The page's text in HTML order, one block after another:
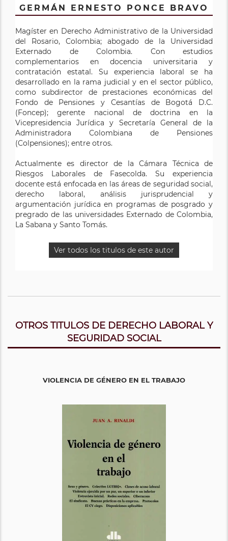
GERMÁN ERNESTO PONCE BRAVO
Magíster en Derecho Administrativo de la Universidad
del Rosario, Colombia; abogado de la Universidad
Externado de Colombia. Con estudios
complementarios en docencia universitaria y
contratación estatal. Su experiencia laboral se ha
desarrollado en la rama judicial y en el sector público,
como subdirector de prestaciones económicas del
Fondo de Pensiones y Cesantías de Bogotá D.C.
(Foncep); gerente nacional de doctrina en la
Vicepresidencia Jurídica y Secretaría General de la
Administradora Colombiana de Pensiones
(Colpensiones); entre otros.
Actualmente es director de la Cámara Técnica de
Riesgos Laborales de Fasecolda. Su experiencia
docente está enfocada en las áreas de seguridad social,
derecho laboral, análisis jurisprudencial y
argumentación jurídica en programas de posgrado y
pregrado de las universidades Externado de Colombia,
La Sabana y Santo Tomás.
Ver todos los titulos de este autor
OTROS TITULOS DE DERECHO LABORAL Y
SEGURIDAD SOCIAL
VIOLENCIA DE GÉNERO EN EL TRABAJO